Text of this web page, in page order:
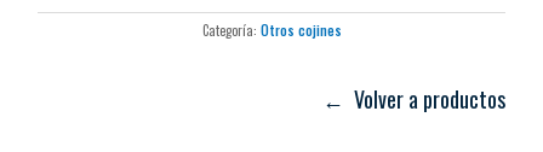
Categoría: Otros cojines
← Volver a productos